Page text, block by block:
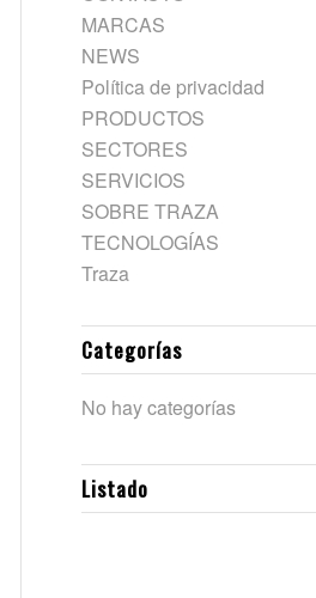
MARCAS
NEWS
Política de privacidad
PRODUCTOS
SECTORES
SERVICIOS
SOBRE TRAZA
TECNOLOGÍAS
Traza
Categorías
No hay categorías
Listado